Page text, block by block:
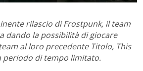
rilascio di Frostpunk, il team
dando la possibilità di giocare
al loro precedente Titolo, This
periodo di tempo limitato.